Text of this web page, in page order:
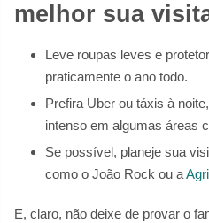
melhor sua
Leve roupas leves e
praticamente o ano todo.
Prefira Uber ou táxis à
intenso em algumas áreas
Se possível, planeje sua
como o João Rock ou a
E, claro, não deixe de provar o